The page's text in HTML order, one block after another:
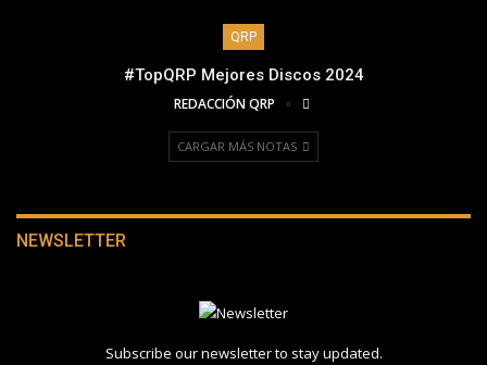
QRP
#TopQRP Mejores Discos 2024
REDACCIÓN QRP
CARGAR MÁS NOTAS
NEWSLETTER
Subscribe our newsletter to stay updated.